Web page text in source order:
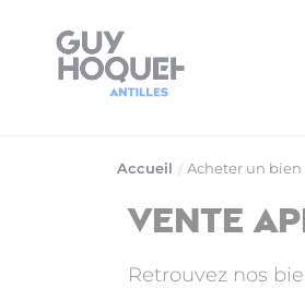
Accueil Acheter un bien
Vente
Retrouvez nos